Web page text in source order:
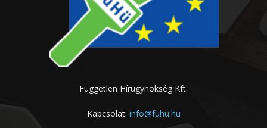
Független Hírügynökség Kft.
Kapcsolat: info@fuhu.hu